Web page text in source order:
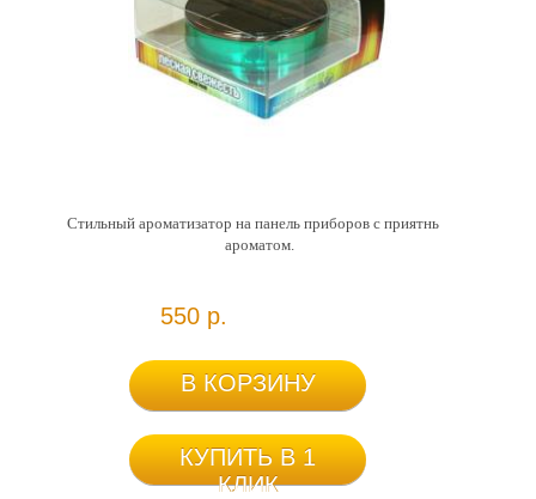
Стильный ароматизатор на панель приборов с приятным
ароматом.
550 р.
В КОРЗИНУ
КУПИТЬ В 1
КЛИК